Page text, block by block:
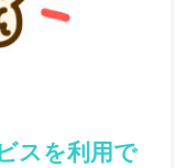
スを利用で